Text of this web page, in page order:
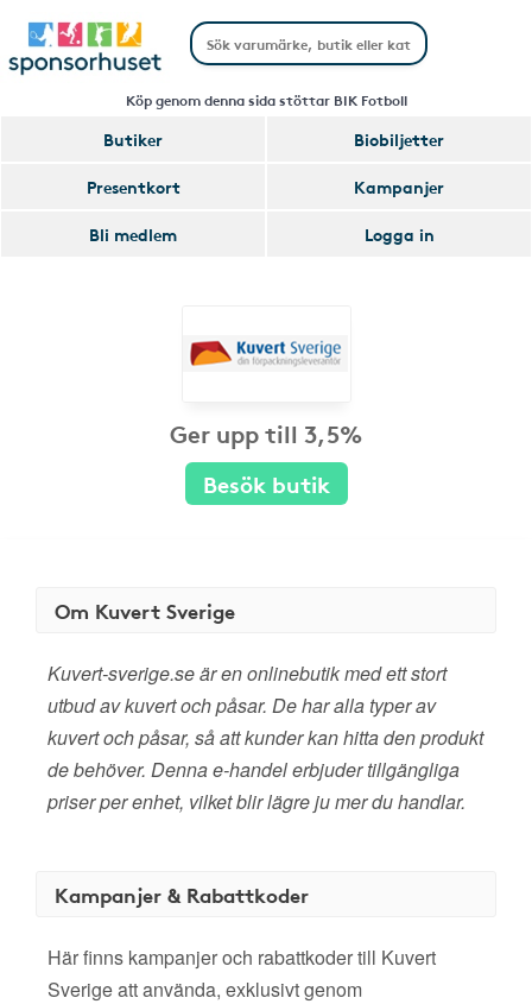
Köp genom denna sida stöttar BIK Fotboll
Butiker
Biobiljetter
Presentkort
Kampanjer
Bli medlem
Logga in
Ger upp till 3,5%
Besök butik
Om Kuvert Sverige
Kuvert-sverige.se är en onlinebutik med ett stort
utbud av kuvert och påsar. De har alla typer av
kuvert och påsar, så att kunder kan hitta den produkt
de behöver. Denna e-handel erbjuder tillgängliga
priser per enhet, vilket blir lägre ju mer du handlar.
Kampanjer & Rabattkoder
Här finns kampanjer och rabattkoder till Kuvert
Sverige att använda, exklusivt genom